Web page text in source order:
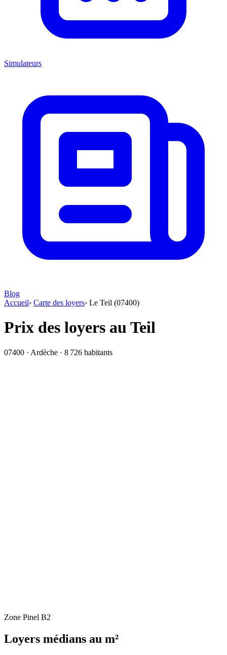
Simulateurs
Blog
Accueil› Carte des loyers› Le Teil (07400)
Prix des loyers au Teil
07400 · Ardèche · 8 726 habitants
Zone Pinel B2
Loyers médians au m²